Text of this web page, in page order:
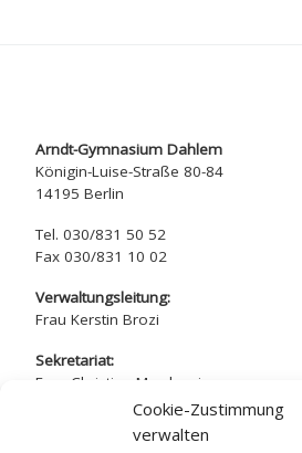
Cookie-Zustimmung
verwalten
Arndt-Gymnasium Dahlem
Königin-Luise-Straße 80-84
14195 Berlin
Tel. 030/831 50 52
Fax 030/831 10 02
Verwaltungsleitung:
Frau Kerstin Brozi
Sekretariat:
Frau Christina Marchewicz
Frau Nadine Simros
sekretariat@arndt-gymnasium.de